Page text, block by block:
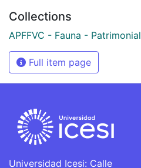
Collections
APFFVC - Fauna - Patrimonial
Full item page
Universidad Icesi: Calle